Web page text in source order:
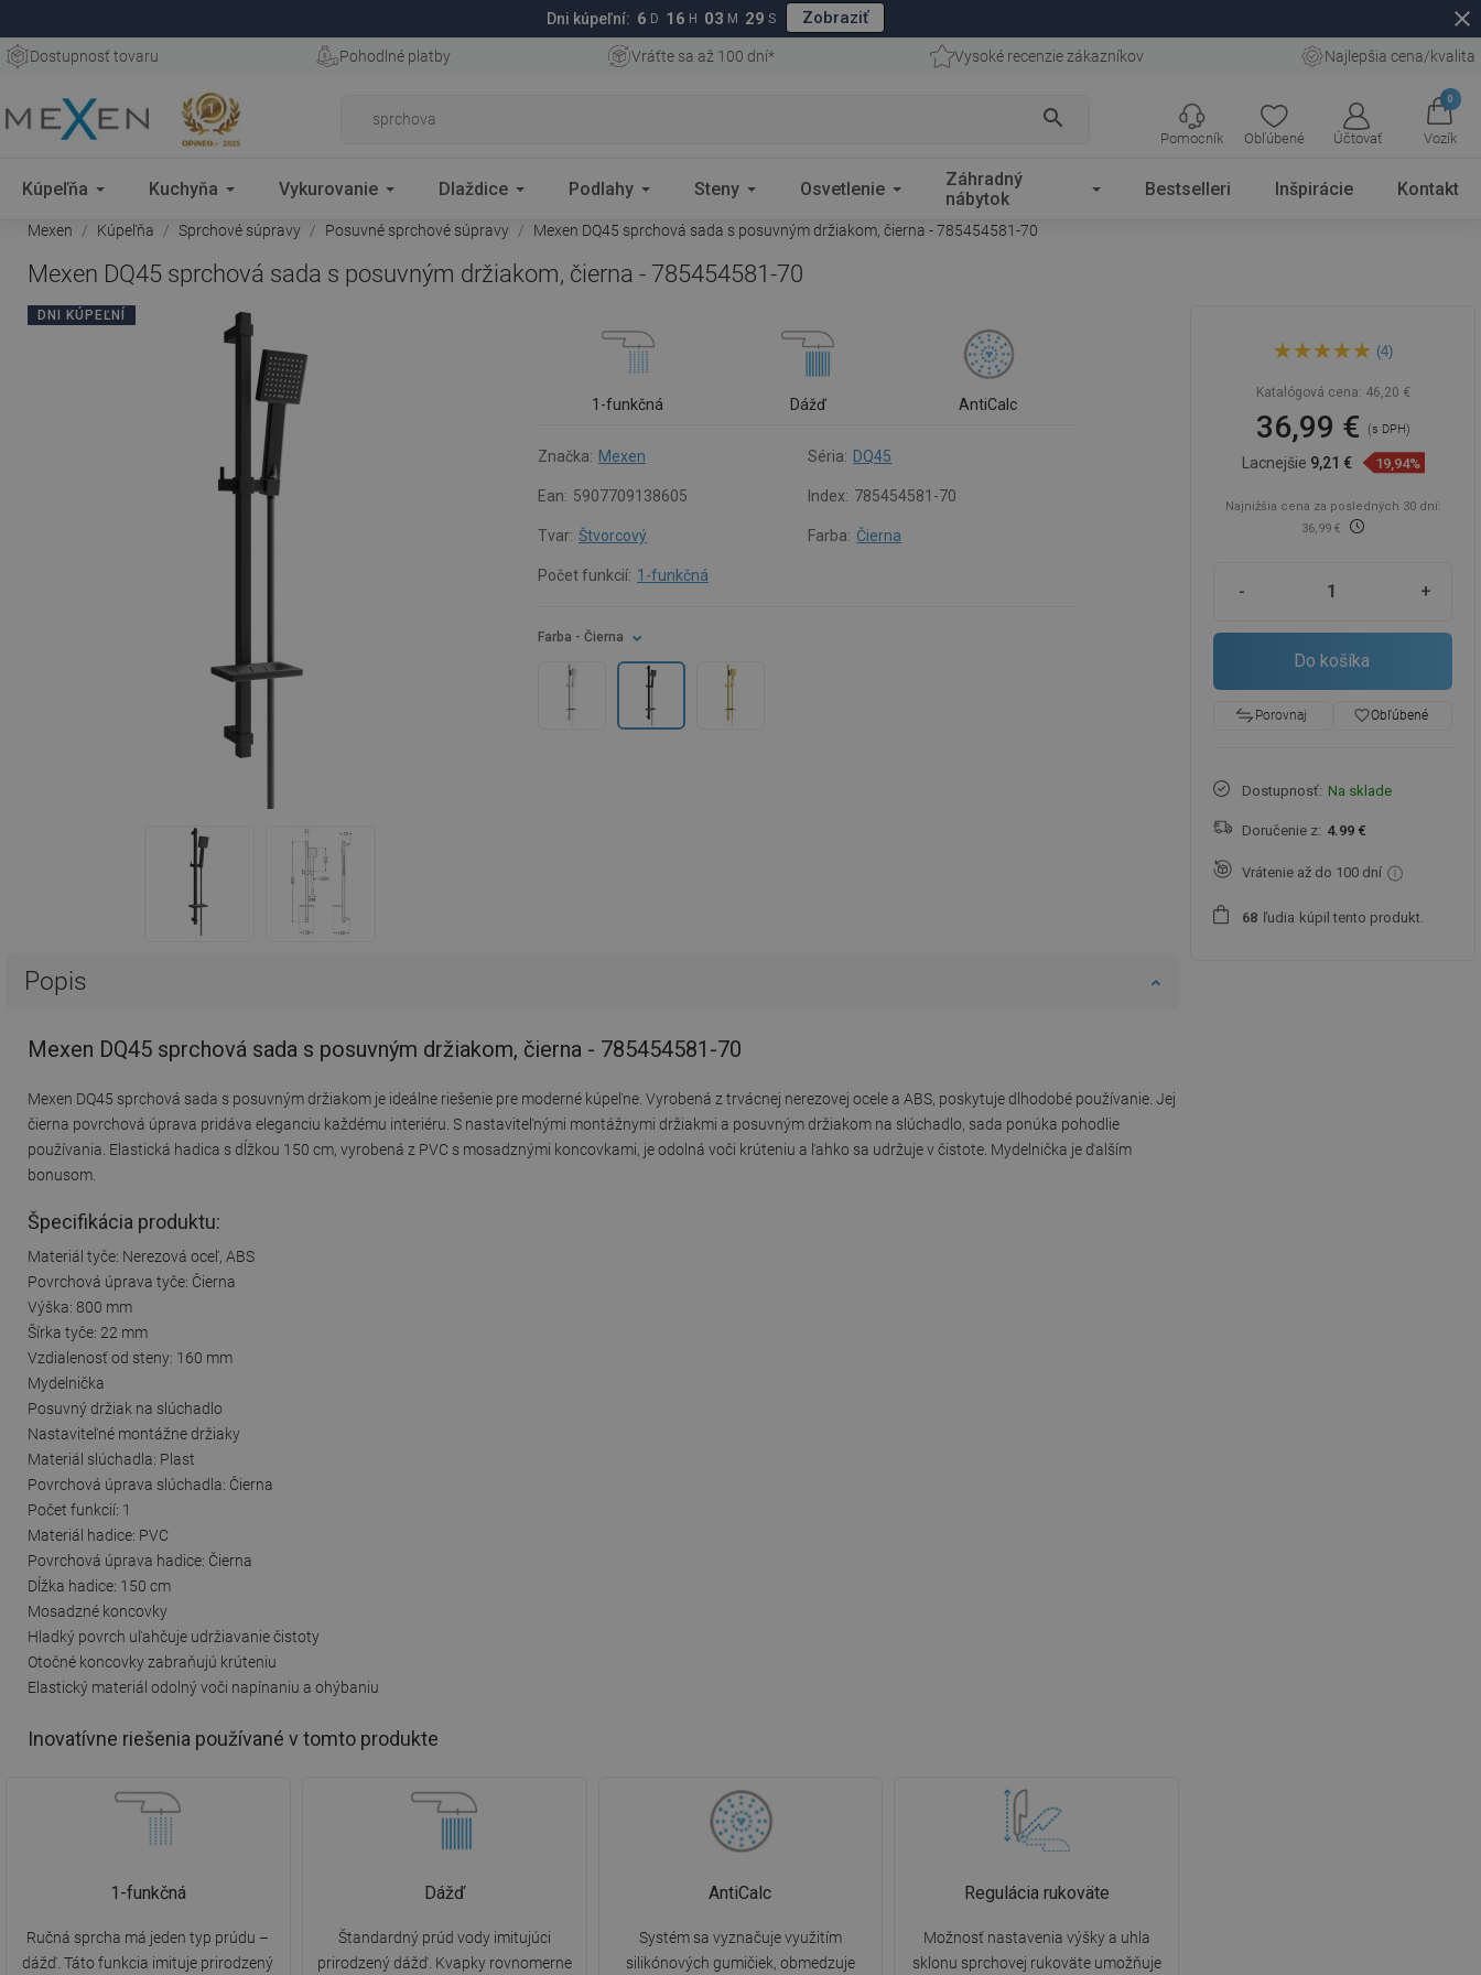
Dni kúpeľní: 6 D 16 H 03 M 28 S Zobraziť close
Dostupnosť tovaru Pohodlné platby Vráťte sa až 100 dní* Vysoké recenzie zákazníkov Najlepšia cena/kvalita
search
Obľúbené Účtovať
0
Vozík
Pomocník
Kúpeľňa Kuchyňa Vykurovanie Dlaždice Podlahy Steny Osvetlenie
Záhradný
nábytok
Bestselleri Inšpirácie Kontakt
Mexen Kúpeľňa Sprchové súpravy Posuvné sprchové súpravy Mexen DQ45 sprchová sada s posuvným držiakom, čierna - 785454581-70
Mexen DQ45 sprchová sada s posuvným držiakom, čierna - 785454581-70
DNI KÚPEĽNÍ
1-funkčná Dážď AntiCalc
Značka: Mexen Séria: DQ45
Ean: 5907709138605 Index: 785454581-70
Tvar: Štvorcový Farba: Čierna
Počet funkcií: 1-funkčná
Farba - Čierna
Popis
Mexen DQ45 sprchová sada s posuvným držiakom, čierna - 785454581-70
Mexen DQ45 sprchová sada s posuvným držiakom je ideálne riešenie pre moderné kúpeľne. Vyrobená z trvácnej nerezovej ocele a ABS, poskytuje dlhodobé používanie. Jej
čierna povrchová úprava pridáva eleganciu každému interiéru. S nastaviteľnými montážnymi držiakmi a posuvným držiakom na slúchadlo, sada ponúka pohodlie
používania. Elastická hadica s dĺžkou 150 cm, vyrobená z PVC s mosadznými koncovkami, je odolná voči krúteniu a ľahko sa udržuje v čistote. Mydelnička je ďalším
bonusom.
Špecifikácia produktu:
Materiál tyče: Nerezová oceľ, ABS
Povrchová úprava tyče: Čierna
Výška: 800 mm
Šírka tyče: 22 mm
Vzdialenosť od steny: 160 mm
Mydelnička
Posuvný držiak na slúchadlo
Nastaviteľné montážne držiaky
Materiál slúchadla: Plast
Povrchová úprava slúchadla: Čierna
Počet funkcií: 1
Materiál hadice: PVC
Povrchová úprava hadice: Čierna
Dĺžka hadice: 150 cm
Mosadzné koncovky
Hladký povrch uľahčuje udržiavanie čistoty
Otočné koncovky zabraňujú krúteniu
Elastický materiál odolný voči napínaniu a ohýbaniu
Inovatívne riešenia používané v tomto produkte
1-funkčná
Ručná sprcha má jeden typ prúdu –
dážď. Táto funkcia imituje prirodzený
Dážď
Štandardný prúd vody imitujúci
prirodzený dážď. Kvapky rovnomerne
AntiCalc
Systém sa vyznačuje využitím
silikónových gumičiek, obmedzuje
Regulácia rukoväte
Možnosť nastavenia výšky a uhla
sklonu sprchovej rukoväte umožňuje
s posuvným držiakom, čierna
(4)
Katalógová cena: 46,20 €
36,99 € (s DPH)
Lacnejšie 9,21 € 19,94%
Najnižšia cena za posledných 30 dní:
36,99 €
- +
Do košíka
Porovnaj favorite_borderObľúbené
Dostupnosť: Na sklade
Doručenie z: 4.99 €
Vrátenie až do 100 dní
68 ľudia kúpil tento produkt.